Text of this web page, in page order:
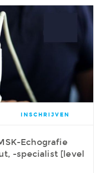
INSCHRIJVEN
Echografie
-specialist [level